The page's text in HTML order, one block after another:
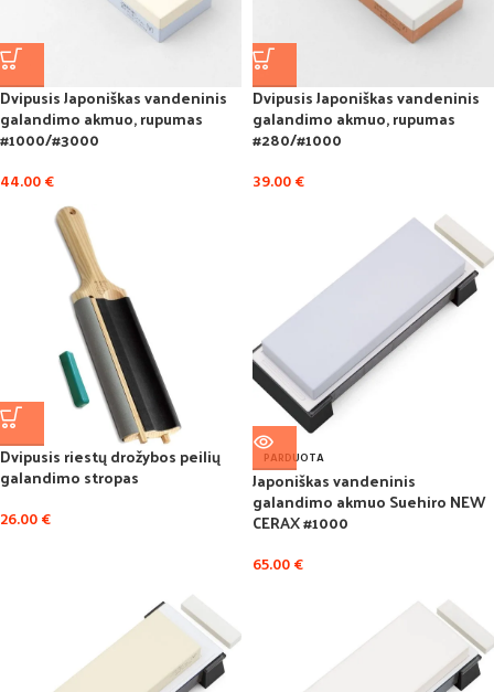
Dvipusis Japoniškas vandeninis
galandimo akmuo, rupumas
#1000/#3000
44.00€
Dvipusis Japoniškas vandeninis
galandimo akmuo, rupumas
#280/#1000
39.00€
Dvipusis riestų drožybos peilių
galandimo stropas
26.00€
PARDUOTA
Japoniškas vandeninis
galandimo akmuo Suehiro NEW
CERAX #1000
65.00€